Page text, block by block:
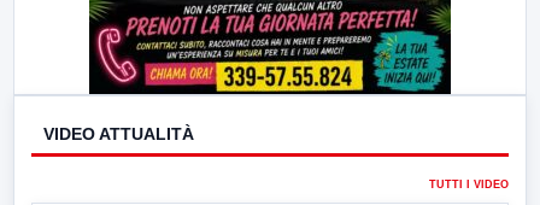
VIDEO ATTUALITÀ
TUTTI I VIDEO